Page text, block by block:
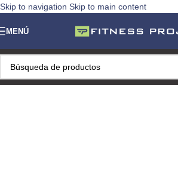
Skip to navigation Skip to main content
MENÚ